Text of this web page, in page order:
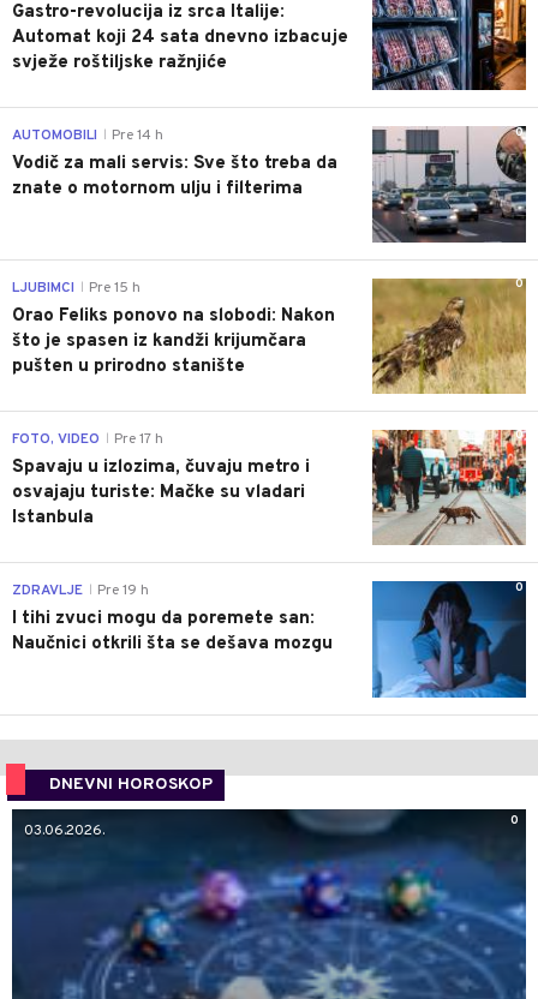
Gastro-revolucija iz srca Italije:
Automat koji 24 sata dnevno izbacuje
svježe roštiljske ražnjiće
0
AUTOMOBILI Pre 14 h
Vodič za mali servis: Sve što treba da
znate o motornom ulju i filterima
0
LJUBIMCI Pre 15 h
Orao Feliks ponovo na slobodi: Nakon
što je spasen iz kandži krijumčara
pušten u prirodno stanište
0
FOTO, VIDEO Pre 17 h
Spavaju u izlozima, čuvaju metro i
osvajaju turiste: Mačke su vladari
Istanbula
0
ZDRAVLJE Pre 19 h
I tihi zvuci mogu da poremete san:
Naučnici otkrili šta se dešava mozgu
DNEVNI HOROSKOP
0
03.06.2026.